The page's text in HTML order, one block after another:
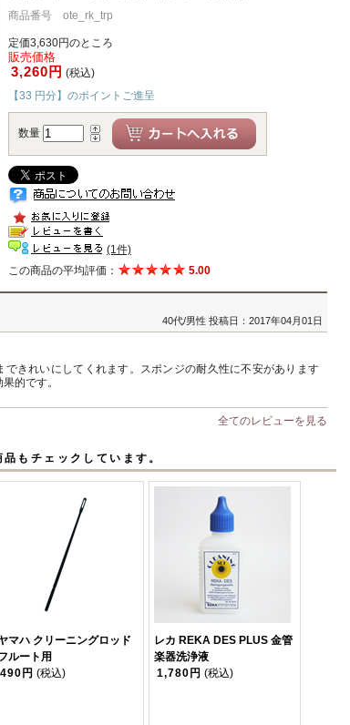
商品番号 ote_rk_trp
定価3,630円のところ
販売価格
3,260円 (税込)
【33 円分】のポイントご進呈
数量
(1件)
この商品の平均評価：
5.00
40代/男性 投稿日：2017年04月01日
できれいにしてくれます。スポンジの耐久性に不安があります
的です。
全てのレビューを見る
もチェックしています。
マハ クリーニングロッド
ルート用
490円 (税込)
レカ REKA DES PLUS 金管
楽器洗浄液
1,780円 (税込)